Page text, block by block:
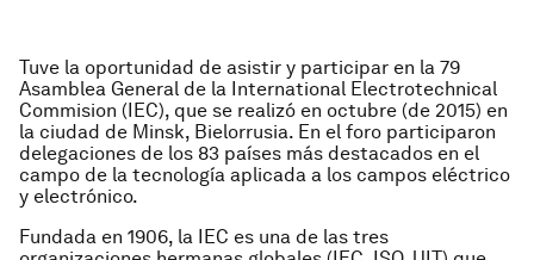
Tuve la oportunidad de asistir y participar en la 79
Asamblea General de la International Electrotechnical
Commision (IEC), que se realizó en octubre (de 2015) en
la ciudad de Minsk, Bielorrusia. En el foro participaron
delegaciones de los 83 países más destacados en el
campo de la tecnología aplicada a los campos eléctrico
y electrónico.
Fundada en 1906, la IEC es una de las tres